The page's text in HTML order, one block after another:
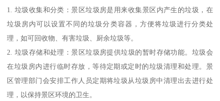
1. 垃圾收集和分类：景区垃圾房是用来收集景区内产生的垃圾，在
垃圾房内可以设置不同的垃圾分类容器，方便将垃圾进行分类处
理，如可回收物、有害垃圾、厨余垃圾等。
2. 垃圾存储和处理：景区垃圾房提供垃圾的暂时存储功能。垃圾会
在垃圾房内进行临时存放，等待定期或定时的垃圾清理和处理。景
区管理部门会安排工作人员定期将垃圾从垃圾房中清理出去进行处
理，以保持景区环境的卫生。